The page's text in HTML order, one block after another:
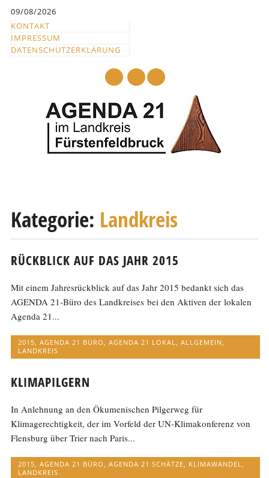
springen
09/08/2026
KONTAKT
IMPRESSUM
DATENSCHUTZERKLÄRUNG
zum
Kategorie: Landkreis
RÜCKBLICK AUF DAS JAHR 2015
Mit einem Jahresrückblick auf das Jahr 2015 bedankt sich das
AGENDA 21-Büro des Landkreises bei den Aktiven der lokalen
Agenda 21...
2015,AGENDA 21 BÜRO,AGENDA 21 LOKAL,ALLGEMEIN,
LANDKREIS
KLIMAPILGERN
In Anlehnung an den Ökumenischen Pilgerweg für
Klimagerechtigkeit, der im Vorfeld der UN-Klimakonferenz von
Flensburg über Trier nach Paris...
2015,AGENDA 21 BÜRO,AGENDA 21 SCHÄTZE, KLIMAWANDEL,
LANDKREIS